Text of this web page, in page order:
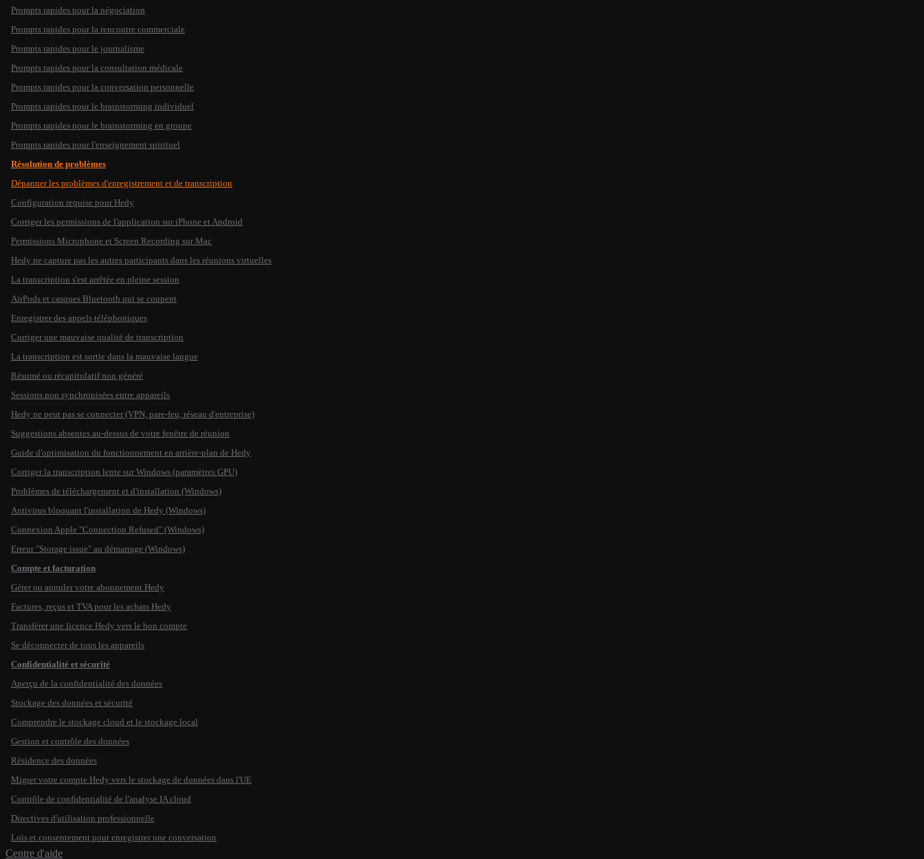
Prompts rapides pour la négociation
Prompts rapides pour la rencontre commerciale
Prompts rapides pour le journalisme
Prompts rapides pour la consultation médicale
Prompts rapides pour la conversation personnelle
Prompts rapides pour le brainstorming individuel
Prompts rapides pour le brainstorming en groupe
Prompts rapides pour l'enseignement spirituel
Résolution de problèmes
Dépanner les problèmes d'enregistrement et de transcription
Configuration requise pour Hedy
Corriger les permissions de l'application sur iPhone et Android
Permissions Microphone et Screen Recording sur Mac
Hedy ne capture pas les autres participants dans les réunions virtuelles
La transcription s'est arrêtée en pleine session
AirPods et casques Bluetooth qui se coupent
Enregistrer des appels téléphoniques
Corriger une mauvaise qualité de transcription
La transcription est sortie dans la mauvaise langue
Résumé ou récapitulatif non généré
Sessions non synchronisées entre appareils
Hedy ne peut pas se connecter (VPN, pare-feu, réseau d'entreprise)
Suggestions absentes au-dessus de votre fenêtre de réunion
Guide d'optimisation du fonctionnement en arrière-plan de Hedy
Corriger la transcription lente sur Windows (paramètres GPU)
Problèmes de téléchargement et d'installation (Windows)
Antivirus bloquant l'installation de Hedy (Windows)
Connexion Apple "Connection Refused" (Windows)
Erreur "Storage issue" au démarrage (Windows)
Compte et facturation
Gérer ou annuler votre abonnement Hedy
Factures, reçus et TVA pour les achats Hedy
Transférer une licence Hedy vers le bon compte
Se déconnecter de tous les appareils
Confidentialité et sécurité
Aperçu de la confidentialité des données
Stockage des données et sécurité
Comprendre le stockage cloud et le stockage local
Gestion et contrôle des données
Résidence des données
Migrer votre compte Hedy vers le stockage de données dans l'UE
Contrôle de confidentialité de l'analyse IA cloud
Directives d'utilisation professionnelle
Lois et consentement pour enregistrer une conversation
Centre d'aide